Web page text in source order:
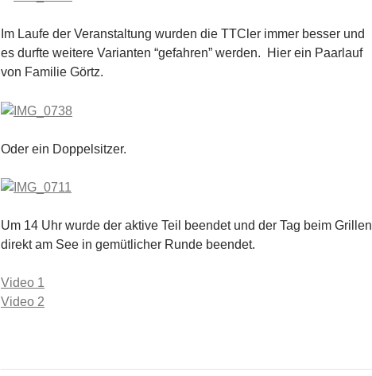
Im Laufe der Veranstaltung wurden die TTCler immer besser und
es durfte weitere Varianten “gefahren” werden. Hier ein Paarlauf
von Familie Görtz.
Oder ein Doppelsitzer.
Um 14 Uhr wurde der aktive Teil beendet und der Tag beim Grillen
direkt am See in gemütlicher Runde beendet.
Video 1
Video 2